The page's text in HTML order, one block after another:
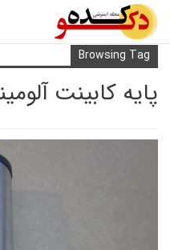
آلومینیوم